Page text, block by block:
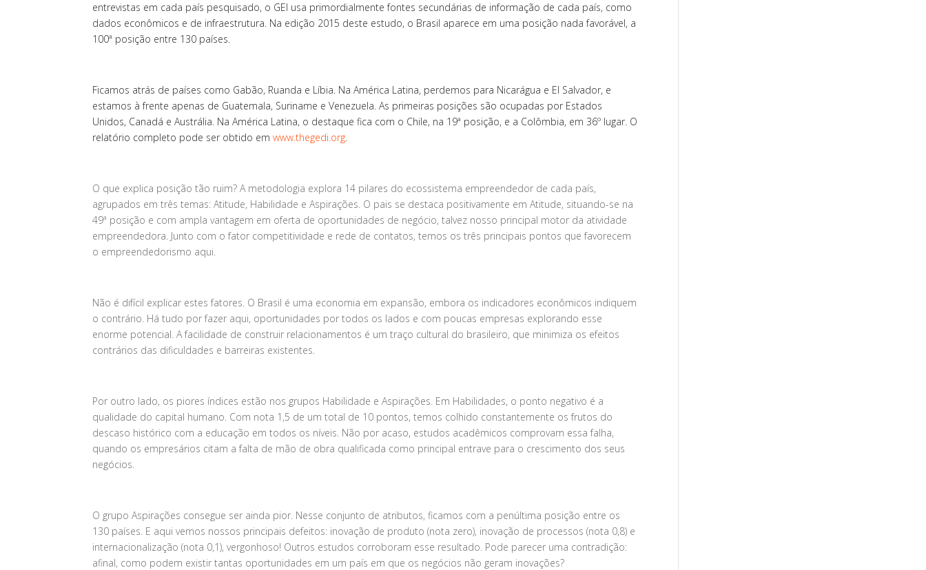
entrevistas em cada país pesquisado, o GEI usa primordialmente fontes secundárias de informação de cada país, como
dados econômicos e de infraestrutura. Na edição 2015 deste estudo, o Brasil aparece em uma posição nada favorável, a
100ª posição entre 130 países.
Ficamos atrás de países como Gabão, Ruanda e Líbia. Na América Latina, perdemos para Nicarágua e El Salvador, e
estamos à frente apenas de Guatemala, Suriname e Venezuela. As primeiras posições são ocupadas por Estados
Unidos, Canadá e Austrália. Na América Latina, o destaque fica com o Chile, na 19ª posição, e a Colômbia, em 36º lugar. O
relatório completo pode ser obtido emwww.thegedi.org.
O que explica posição tão ruim? A metodologia explora 14 pilares do ecossistema empreendedor de cada país,
agrupados em três temas: Atitude, Habilidade e Aspirações. O pais se destaca positivamente em Atitude, situando-se na
49ª posição e com ampla vantagem em oferta de oportunidades de negócio, talvez nosso principal motor da atividade
empreendedora. Junto com o fator competitividade e rede de contatos, temos os três principais pontos que favorecem
o empreendedorismo aqui.
Não é difícil explicar estes fatores. O Brasil é uma economia em expansão, embora os indicadores econômicos indiquem
o contrário. Há tudo por fazer aqui, oportunidades por todos os lados e com poucas empresas explorando esse
enorme potencial. A facilidade de construir relacionamentos é um traço cultural do brasileiro, que minimiza os efeitos
contrários das dificuldades e barreiras existentes.
Por outro lado, os piores índices estão nos grupos Habilidade e Aspirações. Em Habilidades, o ponto negativo é a
qualidade do capital humano. Com nota 1,5 de um total de 10 pontos, temos colhido constantemente os frutos do
descaso histórico com a educação em todos os níveis. Não por acaso, estudos acadêmicos comprovam essa falha,
quando os empresários citam a falta de mão de obra qualificada como principal entrave para o crescimento dos seus
negócios.
O grupo Aspirações consegue ser ainda pior. Nesse conjunto de atributos, ficamos com a penúltima posição entre os
130 países. E aqui vemos nossos principais defeitos: inovação de produto (nota zero), inovação de processos (nota 0,8) e
internacionalização (nota 0,1), vergonhoso! Outros estudos corroboram esse resultado. Pode parecer uma contradição:
afinal, como podem existir tantas oportunidades em um país em que os negócios não geram inovações?